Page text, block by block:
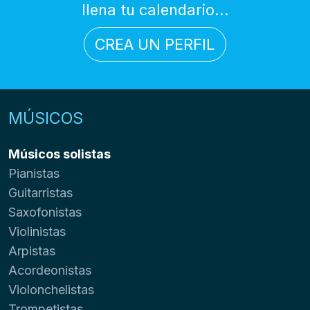
llena tu calendario...
CREA UN PERFIL
MÚSICOS
Músicos solistas
Pianistas
Guitarristas
Saxofonistas
Violinistas
Arpistas
Acordeonistas
Violonchelistas